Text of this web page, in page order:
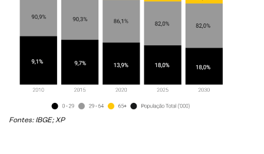
Fontes: IBGE; XP